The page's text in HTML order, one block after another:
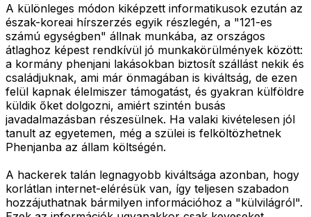
A különleges módon kiképzett informatikusok ezután az
észak-koreai hírszerzés egyik részlegén, a "121-es
számú egységben" állnak munkába, az országos
átlaghoz képest rendkívül jó munkakörülmények között:
a kormány phenjani lakásokban biztosít szállást nekik és
családjuknak, ami már önmagában is kiváltság, de ezen
felül kapnak élelmiszer támogatást, és gyakran külföldre
küldik őket dolgozni, amiért szintén busás
javadalmazásban részesülnek. Ha valaki kivételesen jól
tanult az egyetemen, még a szülei is felköltözhetnek
Phenjanba az állam költségén.
A hackerek talán legnagyobb kiváltsága azonban, hogy
korlátlan internet-elérésük van, így teljesen szabadon
hozzájuthatnak bármilyen információhoz a "külvilágról".